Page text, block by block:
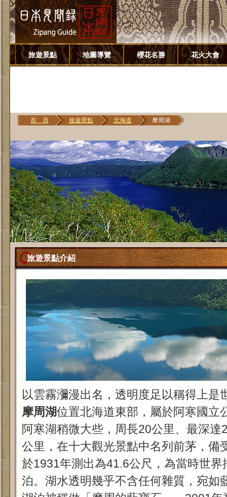
旅遊景點 地圖導覽 櫻花名勝 花火大會
首 頁 旅遊景點 北海道 摩周湖
旅遊景點介紹
以雲霧瀰漫出名，透明度足以稱得上是
摩周湖位置北海道東部，屬於阿寒國立
阿寒湖稍微大些，周長20公里、最深
公里，在十大觀光景點中名列前茅，備
於1931年測出為41.6公尺，為當時世
泊。湖水透明幾乎不含任何雜質，宛如